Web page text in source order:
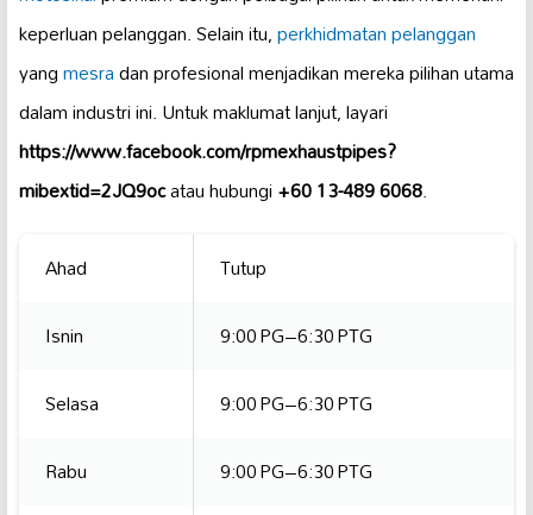
keperluan pelanggan. Selain itu,perkhidmatan pelanggan
yangmesradan profesional menjadikan mereka pilihan utama
dalam industri ini. Untuk maklumat lanjut, layari
https://www.facebook.com/rpmexhaustpipes?
mibextid=2JQ9ocatau hubungi+60 13-489 6068.
Ahad
Tutup
Isnin
9:00 PG–6:30 PTG
Selasa
9:00 PG–6:30 PTG
Rabu
9:00 PG–6:30 PTG